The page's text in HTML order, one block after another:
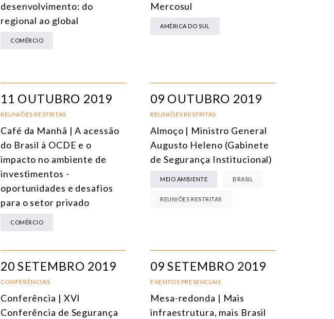
EUROPA
AGRO
DEMOCRACIA
ENERGIA
MULTILATERALISMO
CURSO PRESENCIAL
desenvolvimento: do
regional ao global
COMÉRCIO
Mercosul
AMÉRICA DO SUL
11 OUTUBRO 2019
REUNIÕES RESTRITAS
Café da Manhã | A acessão
do Brasil à OCDE e o
impacto no ambiente de
investimentos -
oportunidades e desafios
para o setor privado
COMÉRCIO
09 OUTUBRO 2019
REUNIÕES RESTRITAS
Almoço | Ministro General
Augusto Heleno (Gabinete
de Segurança Institucional)
MEIO AMBIENTE BRASIL
REUNIÕES RESTRITAS
20 SETEMBRO 2019
CONFERÊNCIAS
Conferência | XVI
Conferência de Segurança
09 SETEMBRO 2019
EVENTOS PRESENCIAIS
Mesa-redonda | Mais
infraestrutura, mais Brasil